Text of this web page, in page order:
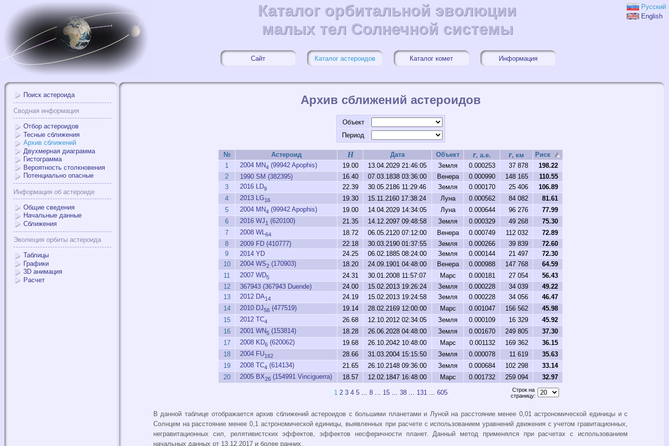
Каталог орбитальной эволюции
малых тел Солнечной системы
Каталог орбитальной эволюции
малых тел Солнечной системы
Русский
English
Сайт Каталог астероидов Каталог комет Информация
Поиск астероида
Сводная информация
Отбор астероидов
Тесные сближения
Архив сближений
Двухмерная диаграмма
Гистограмма
Вероятность столкновения
Потенциально опасные
Информация об астероиде
Общие сведения
Начальные данные
Сближения
Эволюция орбиты астероида
Таблицы
Графики
3D анимация
Расчет
Архив сближений астероидов
Объект
Период
№ Астероид H Дата Объект r, а.е. r, км
Риск
1
2004 MN4 (99942 Apophis) 19.00 13.04.2029 21:46:05 Земля 0.000253 37 878
198.22
2
1990 SM (382395) 16.40 07.03.1838 03:36:00 Венера 0.000990 148 165
110.55
3
2016 LD9 22.39 30.05.2186 11:29:46 Земля 0.000170 25 406
106.89
4
2013 LG16 19.30 15.11.2160 17:38:24 Луна 0.000562 84 082
81.61
5
2004 MN4 (99942 Apophis) 19.00 14.04.2029 14:34:05 Луна 0.000644 96 276
77.99
6
2016 WJ1 (620100) 21.35 14.12.2097 09:48:58 Земля 0.000329 49 268
75.30
7
2008 WL64 18.72 06.05.2120 07:12:00 Венера 0.000749 112 032
72.89
8
2009 FD (410777) 22.18 30.03.2190 01:37:55 Земля 0.000266 39 839
72.60
9
2014 YD 24.25 06.02.1885 08:24:00 Земля 0.000144 21 497
72.30
10
2004 WS2 (170903) 18.20 24.09.1901 04:48:00 Венера 0.000988 147 768
64.59
11
2007 WD5 24.31 30.01.2008 11:57:07 Марс 0.000181 27 054
56.43
12
367943 (367943 Duende) 24.00 15.02.2013 19:26:24 Земля 0.000228 34 039
49.22
13
2012 DA14 24.19 15.02.2013 19:24:58 Земля 0.000228 34 056
46.47
14
2010 DJ56 (477519) 19.14 28.02.2169 12:00:00 Марс 0.001047 156 562
45.98
15
2012 TC4 26.68 12.10.2012 02:34:05 Земля 0.000109 16 329
45.92
16
2001 WN5 (153814) 18.28 26.06.2028 04:48:00 Земля 0.001670 249 805
37.30
17
2008 KD6 (620062) 19.68 26.10.2042 10:48:00 Марс 0.001132 169 362
36.15
18
2004 FU162 28.66 31.03.2004 15:15:50 Земля 0.000078 11 619
35.63
19
2008 TC4 (614134) 21.65 26.10.2148 09:36:00 Земля 0.000684 102 298
33.14
20
2005 BX26 (154991 Vinciguerra) 18.57 12.02.1847 16:48:00 Марс 0.001732 259 094 32.97
1 2 3 4 5... 8... 15... 38... 131 605
Строк на
страницу:
В данной таблице отображается архив сближений астероидов с большими планетами и Луной на расстояние менее 0,01 астрономической единицы и с
Солнцем на расстояние менее 0,1 астрономической единицы, выявленных при расчете с использованием уравнений движения с учетом гравитационных,
негравитационных сил, релятивистских эффектов, эффектов несферичности планет. Данный метод применялся при расчетах с использованием
начальных данных от 13.12.2017 и более ранних.